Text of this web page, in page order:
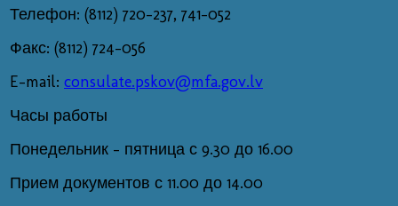
Телефон: (8112) 720-237, 741-052
Факс: (8112) 724-056
E-mail: consulate.pskov@mfa.gov.lv
Часы работы
Понедельник - пятница с 9.30 до 16.00
Прием документов с 11.00 до 14.00